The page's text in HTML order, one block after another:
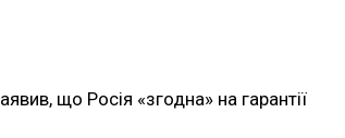
що Росія «згодна» на гарантії